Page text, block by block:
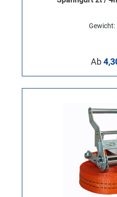
Gewicht:
Ab